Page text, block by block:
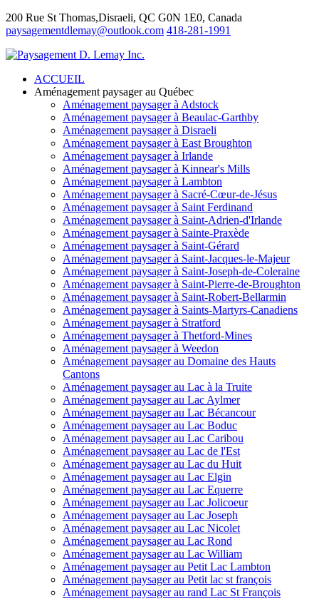
200 Rue St Thomas,Disraeli, QC G0N 1E0, Canada
paysagementdlemay@outlook.com 418-281-1991
ACCUEIL
Aménagement paysager au Québec
Aménagement paysager à Adstock
Aménagement paysager à Beaulac-Garthby
Aménagement paysager à Disraeli
Aménagement paysager à East Broughton
Aménagement paysager à Irlande
Aménagement paysager à Kinnear's Mills
Aménagement paysager à Lambton
Aménagement paysager à Sacré-Cœur-de-Jésus
Aménagement paysager à Saint Ferdinand
Aménagement paysager à Saint-Adrien-d'Irlande
Aménagement paysager à Sainte-Praxède
Aménagement paysager à Saint-Gérard
Aménagement paysager à Saint-Jacques-le-Majeur
Aménagement paysager à Saint-Joseph-de-Coleraine
Aménagement paysager à Saint-Pierre-de-Broughton
Aménagement paysager à Saint-Robert-Bellarmin
Aménagement paysager à Saints-Martyrs-Canadiens
Aménagement paysager à Stratford
Aménagement paysager à Thetford-Mines
Aménagement paysager à Weedon
Aménagement paysager au Domaine des Hauts
Cantons
Aménagement paysager au Lac à la Truite
Aménagement paysager au Lac Aylmer
Aménagement paysager au Lac Bécancour
Aménagement paysager au Lac Boduc
Aménagement paysager au Lac Caribou
Aménagement paysager au Lac de l'Est
Aménagement paysager au Lac du Huit
Aménagement paysager au Lac Elgin
Aménagement paysager au Lac Equerre
Aménagement paysager au Lac Jolicoeur
Aménagement paysager au Lac Joseph
Aménagement paysager au Lac Nicolet
Aménagement paysager au Lac Rond
Aménagement paysager au Lac William
Aménagement paysager au Petit Lac Lambton
Aménagement paysager au Petit lac st françois
Aménagement paysager au rand Lac St François